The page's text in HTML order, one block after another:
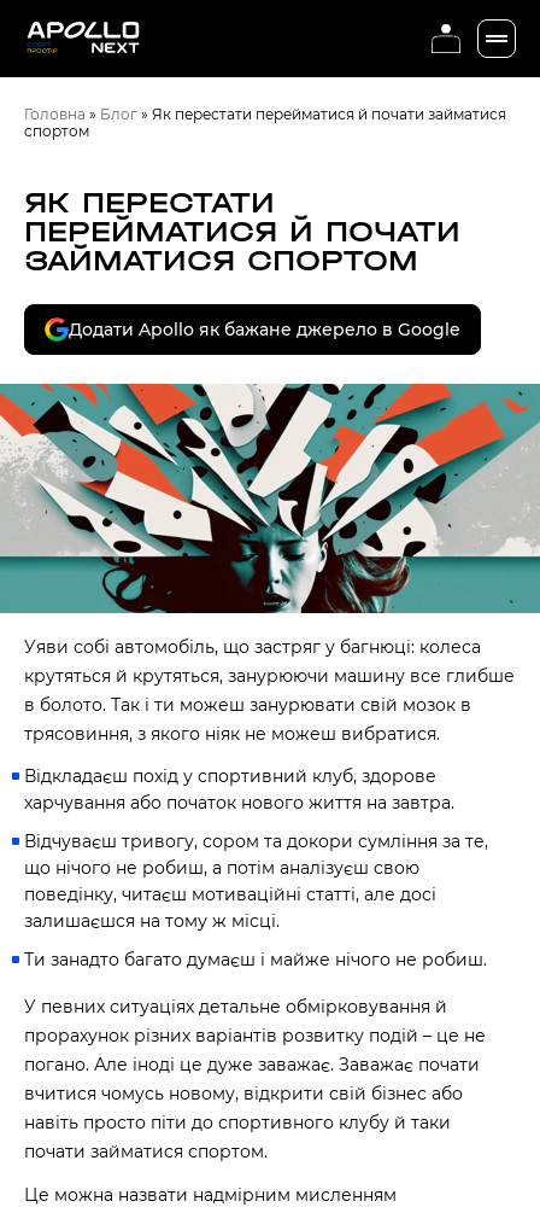
Головна » Блог » Як перестати перейматися й почати займатися
спортом
ЯК ПЕРЕСТАТИ
ПЕРЕЙМАТИСЯ Й ПОЧАТИ
ЗАЙМАТИСЯ СПОРТОМ
Додати Apollo як бажане джерело в Google
Уяви собі автомобіль, що застряг у багнюці: колеса
крутяться й крутяться, занурюючи машину все глибше
в болото. Так і ти можеш занурювати свій мозок в
трясовиння, з якого ніяк не можеш вибратися.
Відкладаєш похід у спортивний клуб, здорове
харчування або початок нового життя на завтра.
Відчуваєш тривогу, сором та докори сумління за те,
що нічого не робиш, а потім аналізуєш свою
поведінку, читаєш мотиваційні статті, але досі
залишаєшся на тому ж місці.
Ти занадто багато думаєш і майже нічого не робиш.
У певних ситуаціях детальне обмірковування й
прорахунок різних варіантів розвитку подій – це не
погано. Але іноді це дуже заважає. Заважає почати
вчитися чомусь новому, відкрити свій бізнес або
навіть просто піти до спортивного клубу й таки
почати займатися спортом.
Це можна назвати надмірним мисленням